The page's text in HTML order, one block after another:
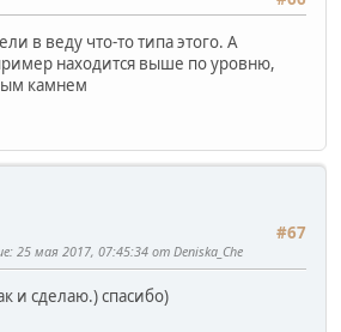
в веду что-то типа этого. А
находится выше по уровню,
камнем
#67
: 25 мая 2017, 07:45:34 от Deniska_Che
и сделаю.) спасибо)